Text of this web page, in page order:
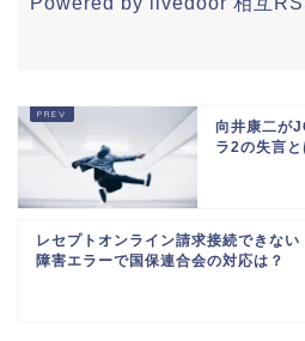
向井康二が
ラ2の失言
レセプトオンライン請求接続できない
障害エラーで国保連合会の対応は？